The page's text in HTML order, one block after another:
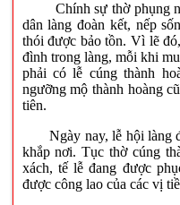
Chính sự thờ phụng
dân làng đoàn kết, nếp
thói được bảo tồn. Vì lẽ
đình trong làng, mỗi khi
phải có lễ cúng thành
ngưỡng mộ thành hoàng
tiên.
Ngày nay, lễ hội làng
khắp nơi. Tục thờ cúng
xách, tế lễ đang được
được công lao của các vị